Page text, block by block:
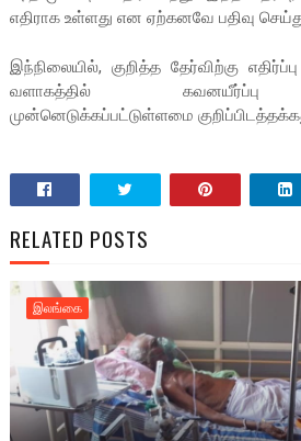
எதிராக உள்ளது என ஏற்கனவே பதிவு
இந்நிலையில், குறித்த தேர்விற்கு
வளாகத்தில் கவனயீர்ப்பு
முன்னெடுக்கப்பட்டுள்ளமை
RELATED POSTS
இலங்கை